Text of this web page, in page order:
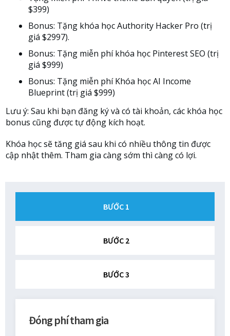
$399)
Bonus: Tặng khóa học Authority Hacker Pro (trị
giá $2997).
Bonus: Tặng miễn phí khóa học Pinterest SEO (trị
giá $999)
Bonus: Tặng miễn phí Khóa học AI Income
Blueprint (trị giá $999)
Lưu ý: Sau khi bạn đăng ký và có tài khoản, các khóa học
bonus cũng được tự động kích hoạt.
Khóa học sẽ tăng giá sau khi có nhiều thông tin được
cập nhật thêm. Tham gia càng sớm thì càng có lợi.
BƯỚC 1
BƯỚC 2
BƯỚC 3
Đóng phí tham gia